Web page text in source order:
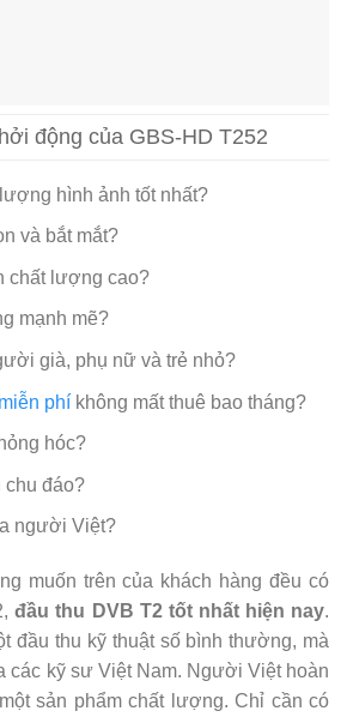
động của GBS-HD T252
hình ảnh tốt nhất?
và bắt mắt?
chất lượng cao?
mạnh mẽ?
già, phụ nữ và trẻ nhỏ?
phíkhông mất thuê bao tháng?
hóc?
chu đáo?
người Việt?
muốn trên của khách hàng đều có
đầu thu DVB T2 tốt nhất hiện nay.
đầu thu kỹ thuật số bình thường, mà
các kỹ sư Việt Nam. Người Việt hoàn
sản phẩm chất lượng. Chỉ cần có